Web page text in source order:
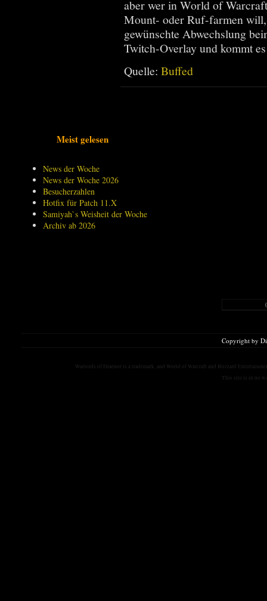
aber wer in World of
Mount- oder Ruf-farmen
gewünschte Abwechslung
Twitch-Overlay und kommt
Quelle: Buffed
Meist gelesen
News der Woche
News der Woche 2026
Besucherzahlen
Hotfix für Patch 11.X
Samiyah`s Weisheit der Woche
Archiv ab 2026
Copyright by
Warlords of Draenor is a trademark, and World of Warcraft and Blizzard
This site is in no